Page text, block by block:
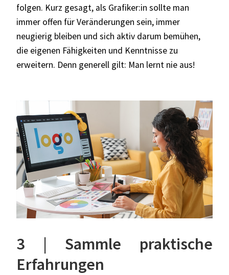
folgen. Kurz gesagt, als Grafiker:in sollte man
immer offen für Veränderungen sein, immer
neugierig bleiben und sich aktiv darum bemühen,
die eigenen Fähigkeiten und Kenntnisse zu
erweitern. Denn generell gilt: Man lernt nie aus!
3 | Sammle praktische
Erfahrungen